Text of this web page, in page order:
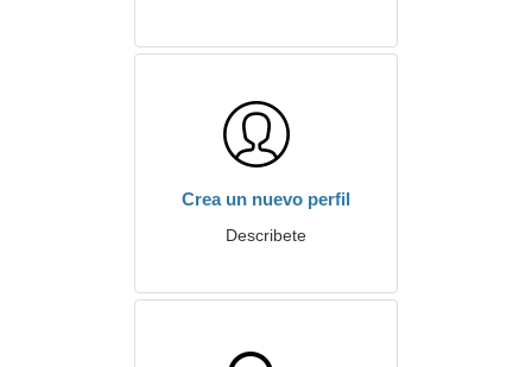
Crea un nuevo perfil
Describete